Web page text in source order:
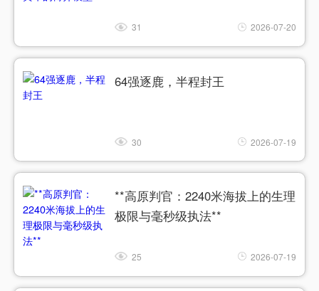
31 2026-07-20
64强逐鹿，半程封王
30 2026-07-19
**高原判官：2240米海拔上的生理
极限与毫秒级执法**
25 2026-07-19